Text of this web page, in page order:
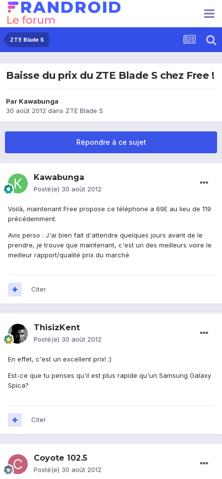
ZTE Blade S
Baisse du prix du ZTE Blade S chez Free !
Par Kawabunga
30 août 2012 dans ZTE Blade S
Répondre à ce sujet
Kawabunga
Posté(e) 30 août 2012
Voilà, maintenant Free propose ce téléphone a 69E au lieu de 119
précédemment.
Avis perso : J'ai bien fait d'attendre quelques jours avant de le
prendre, je trouve que maintenant, c'est un des meilleurs voire le
meilleur rapport/qualité prix du marché
Citer
ThisizKent
Posté(e) 30 août 2012
En effet, c'est un excellent prix! :)
Est-ce que tu penses qu'il est plus rapide qu'un Samsung Galaxy
Spica?
Citer
Coyote 102.5
Posté(e) 30 août 2012